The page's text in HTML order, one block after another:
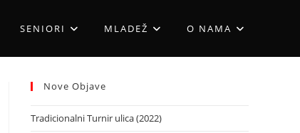
SENIORI MLADEŽ O NAMA
Nove Objave
Tradicionalni Turnir ulica (2022)